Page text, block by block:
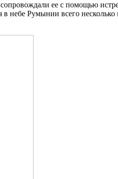
ее с помощью
небе Румынии всего